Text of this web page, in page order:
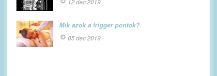
12 dec 2019
Mik azok a trigger pontok?
05 dec 2019